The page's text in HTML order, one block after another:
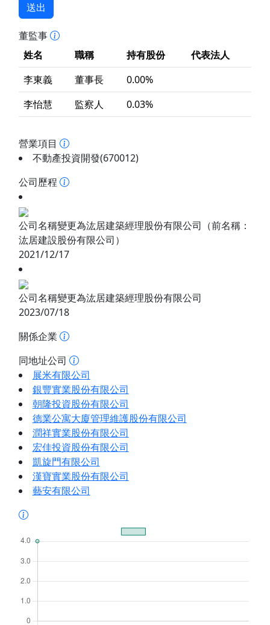
送出
董監事
姓名
職稱 持有股份
代表法人
李東義
董事長
0.00%
李怡慧
監察人 0.03%
營業項目
不動產投資開發(670012)
公司歷程
公司名稱變更為汯居建築經理股份有限公司（前名稱：
汯居建設股份有限公司）
2021/12/17
公司名稱變更為汯居建築經理股份有限公司
2023/07/18
關係企業
同地址公司
展米有限公司
銀豐實業股份有限公司
朝隆投資股份有限公司
德業公寓大廈管理維護股份有限公司
潤祥實業股份有限公司
宏佳投資股份有限公司
凱旋門有限公司
漢寶實業股份有限公司
藝安有限公司